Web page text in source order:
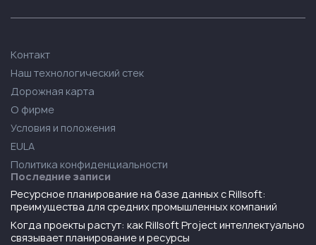
Контакт
Наш технологический стек
Дорожная карта
О фирме
Условия и положения
EULA
Политика конфиденциальности
Последние записи
Ресурсное планирование на базе данных с Rillsoft:
преимущества для средних промышленных компаний
Когда проекты растут: как Rillsoft Project интеллектуально
связывает планирование и ресурсы